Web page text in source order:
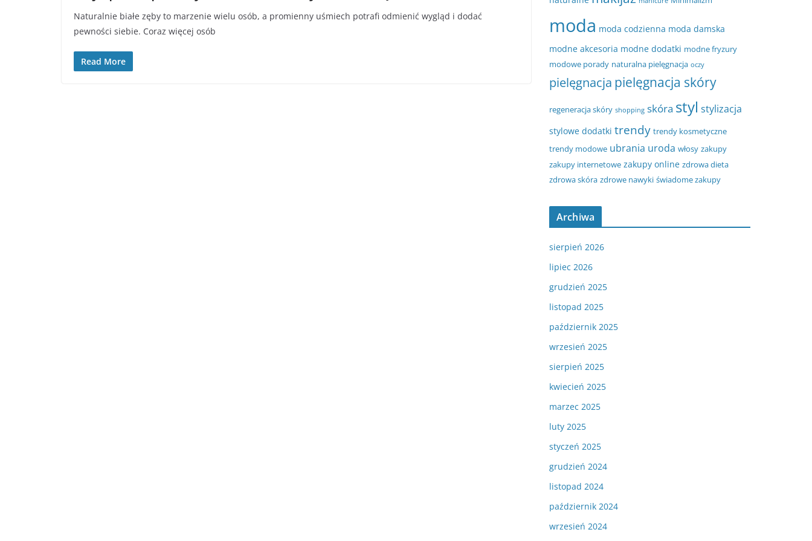
Naturalnie białe zęby to marzenie wielu osób, a promienny uśmiech potrafi odmienić wygląd i dodać
pewności siebie. Coraz więcej osób
Read More
moda moda codzienna moda damska
modne akcesoria modne dodatki modne fryzury
modowe porady naturalna pielęgnacja oczy
pielęgnacja pielęgnacja skóry
regeneracja skóry shopping skóra styl stylizacja
stylowe dodatki trendy trendy kosmetyczne
trendy modowe ubrania uroda włosy zakupy
zakupy internetowe zakupy online zdrowa dieta
zdrowa skóra zdrowe nawyki świadome zakupy
Archiwa
sierpień 2026
lipiec 2026
grudzień 2025
listopad 2025
październik 2025
wrzesień 2025
sierpień 2025
kwiecień 2025
marzec 2025
luty 2025
styczeń 2025
grudzień 2024
listopad 2024
październik 2024
wrzesień 2024